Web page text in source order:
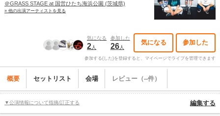
＠GRASS STAGE at 国営ひたち海浜公園 (茨城県)
» 他の出演アーティストを見る
気になる
2人
参加した
26人
気になる 参加した
参加する(した)を登録すると、マイページでライブを管理できます
概要 セットリスト 会場 レビュー（--件）
▼公演情報について指摘/訂正する 編集する